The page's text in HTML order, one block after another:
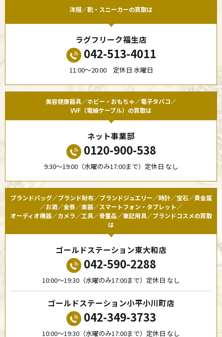
洋服／靴・スニーカーの買取は
ラグフリーク福生店
042-513-4011
11:00〜20:00 定休日 水曜日
美容健康器具／ホビー・おもちゃ／電子タバコ／
VVF（電線ケーブル）の買取は
ネット事業部
0120-900-538
9:30〜19:00（水曜のみ17:00まで）定休日 なし
ブランドバッグ／ブランド財布／ブランドジュエリー／時計／宝石／貴金属
／お酒／金券／楽器／スマートフォン・タブレット／
オーディオ機器／カメラ／工具／骨董品／筆記用具／ブランドコスメの買取
は
ゴールドステーション東大和店
042-590-2288
10:00〜19:30（水曜のみ17:00まで）定休日 なし
ゴールドステーション小平小川町店
042-349-3733
10:00〜19:30（水曜のみ17:00まで）定休日 なし